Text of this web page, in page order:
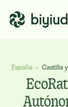
España › Castilla